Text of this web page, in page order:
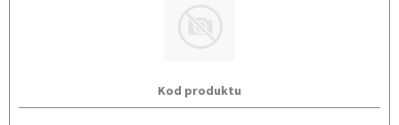
Kod produktu